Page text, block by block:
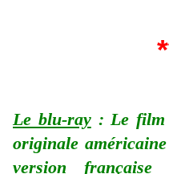
Le blu-ray: Le film
originale
version française